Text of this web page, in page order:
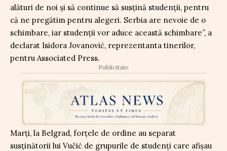
alături de noi și să continue să susțină studenții, pentru
că ne pregătim pentru alegeri. Serbia are nevoie de o
schimbare, iar studenții vor aduce această schimbare”, a
declarat Isidora Jovanović, reprezentanta tinerilor,
pentru Associated Press.
Publicitate
Marți, la Belgrad, forțele de ordine au separat
susținătorii lui Vučić de grupurile de studenți care afișau